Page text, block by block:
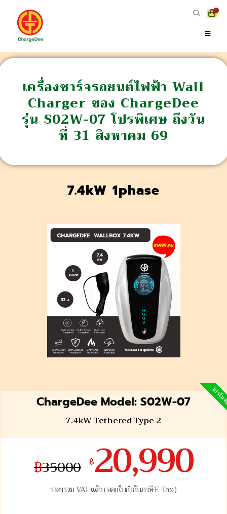
0
เครื่องชาร์จรถยนต์ไฟฟ้า Wall
Charger ของ ChargeDee
รุ่น S02W-07 โปรพิเศษ ถึงวัน
ที่ 31 สิงหาคม 69
7.4kW 1phase
ChargeDee Model: S02W-07
7.4kW Tethered Type 2
฿35000 ฿ 20,990
ราคารวม VAT แล้ว ( ออกใบกำกับภาษี E-Tax )
โปรโ